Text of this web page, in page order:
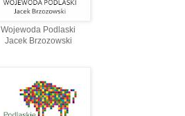
Wojewoda Podlaski
Jacek Brzozowski